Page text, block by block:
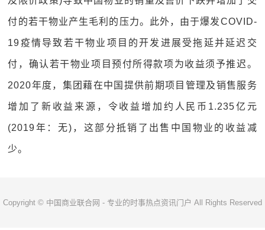
付的若干物业产生毛利的压力。此外，由于爆发COVID-
19疫情导致若干物业项目的开发进展受拖延并延迟交
付，确认若干物业项目预付所得款项为收益须予推迟。
2020年度，集团藉在中国提供前期项目管理及销售服务
增加了新收益来源，令收益增加约人民币1.235亿元
(2019年：无)，这部分抵销了出售中国物业的收益减
少。
Copyright © 中国商业联合网 - 专业的时事热点资讯门户 All Rights Reserved